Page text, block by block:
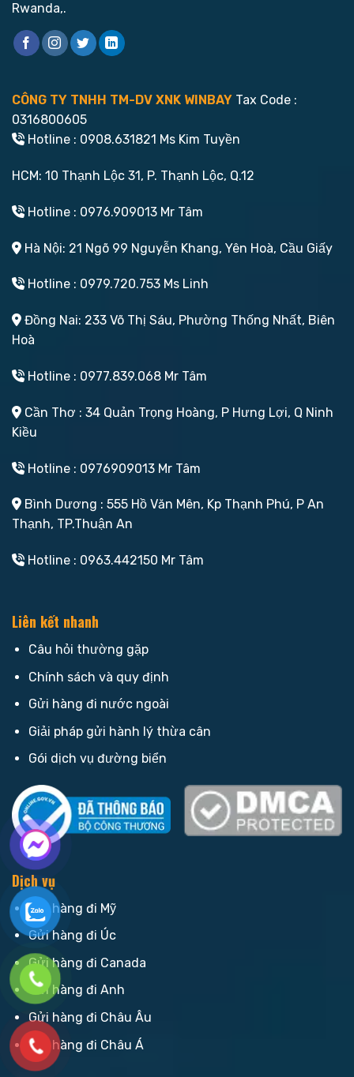
Rwanda,.
CÔNG TY TNHH TM-DV XNK WINBAY Tax Code :
0316800605
Hotline : 0908.631821 Ms Kim Tuyền
HCM: 10 Thạnh Lộc 31, P. Thạnh Lộc, Q.12
Hotline : 0976.909013 Mr Tâm
Hà Nội: 21 Ngõ 99 Nguyễn Khang, Yên Hoà, Cầu Giấy
Hotline : 0979.720.753 Ms Linh
Đồng Nai: 233 Võ Thị Sáu, Phường Thống Nhất, Biên
Hoà
Hotline : 0977.839.068 Mr Tâm
Cần Thơ : 34 Quản Trọng Hoàng, P Hưng Lợi, Q Ninh
Kiều
Hotline : 0976909013 Mr Tâm
Bình Dương : 555 Hồ Văn Mên, Kp Thạnh Phú, P An
Thạnh, TP.Thuận An
Hotline : 0963.442150 Mr Tâm
Liên kết nhanh
Câu hỏi thường gặp
Chính sách và quy định
Gửi hàng đi nước ngoài
Giải pháp gửi hành lý thừa cân
Gói dịch vụ đường biển
Dịch vụ
Gửi hàng đi Mỹ
Gửi hàng đi Úc
Gửi hàng đi Canada
Gửi hàng đi Anh
Gửi hàng đi Châu Âu
Gửi hàng đi Châu Á